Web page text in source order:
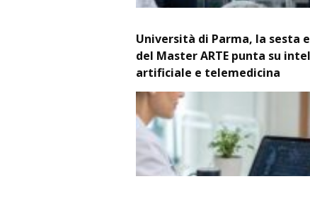
Università di Parma, la sesta
del Master ARTE punta su
artificiale e telemedicina